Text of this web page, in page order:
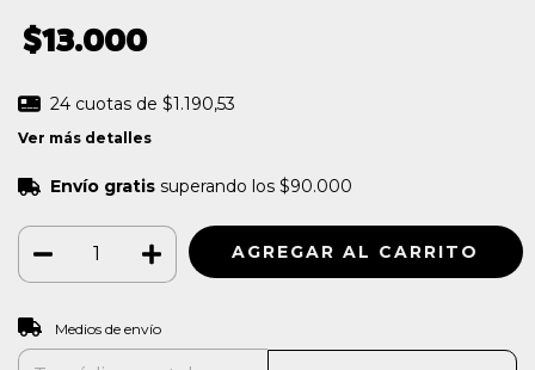
$13.000
24 cuotas de $1.190,53
Ver más detalles
Envío gratis superando los $90.000
Entregas para el CP:
Medios de envío